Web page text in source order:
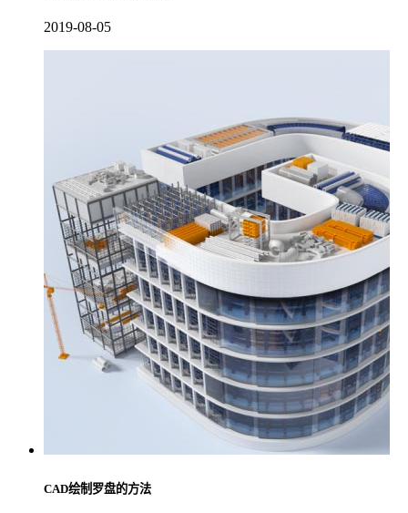
2019-08-05
CAD绘制罗盘的方法